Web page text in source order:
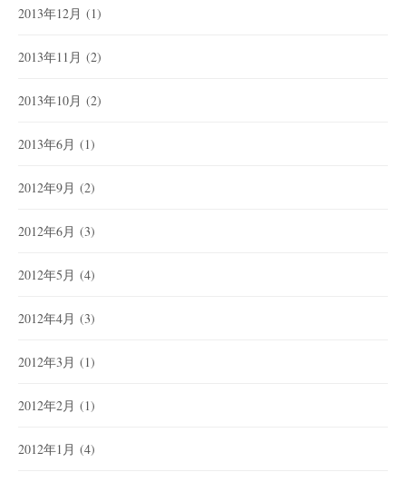
2013年12月 (1)
2013年11月 (2)
2013年10月 (2)
2013年6月 (1)
2012年9月 (2)
2012年6月 (3)
2012年5月 (4)
2012年4月 (3)
2012年3月 (1)
2012年2月 (1)
2012年1月 (4)